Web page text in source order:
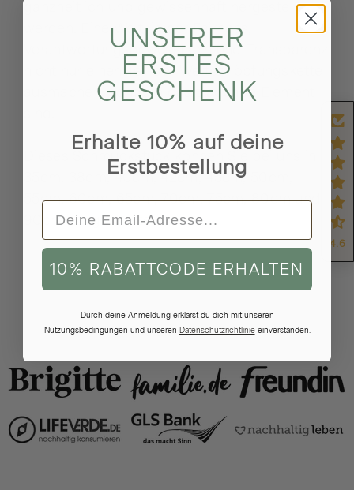
ganzheitlich und gewissenhaft hergestellt
werden. Eine Welt, in der Fairness,
Verantwortungsbewusstsein und Transparenz
nicht nur einen Teil der Wertschöpfungskette
ausmachen, sondern das tragende Element
Dieses Schmuckstück können Sie bei uns in
35cm, 38cm, 40cm, 42cm, 45cm, 50cm,
55cm, 60cm, 65cm, 70cm, 75cm, 80cm und
90cm Länge bestellen.
Bekannt aus:
4.6
UNSERER
ERSTES
GESCHENK
Erhalte 10% auf deine
Erstbestellung
10% RABATTCODE ERHALTEN
Durch deine Anmeldung erklärst du dich mit unseren
Nutzungsbedingungen und unseren Datenschutzrichtlinieeinverstanden.